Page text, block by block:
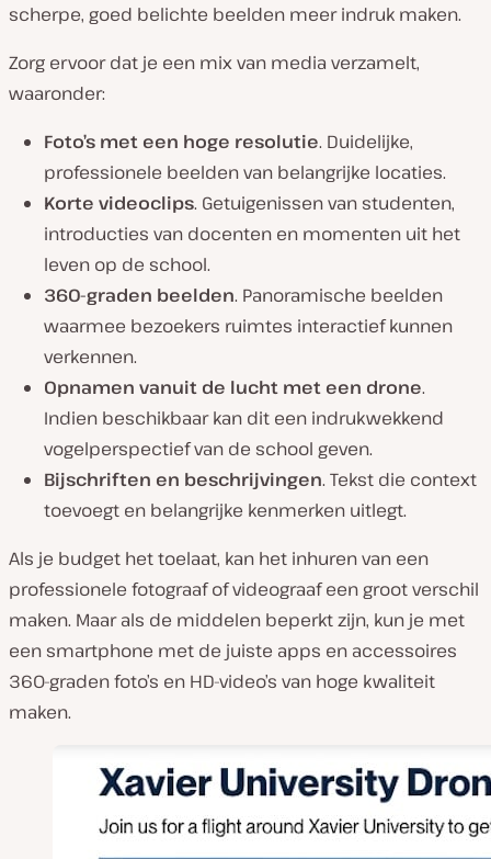
scherpe, goed belichte beelden meer indruk maken.
Zorg ervoor dat je een mix van media verzamelt,
waaronder:
Foto’s met een hoge resolutie. Duidelijke,
professionele beelden van belangrijke locaties.
Korte videoclips. Getuigenissen van studenten,
introducties van docenten en momenten uit het
leven op de school.
360-graden beelden. Panoramische beelden
waarmee bezoekers ruimtes interactief kunnen
verkennen.
Opnamen vanuit de lucht met een drone.
Indien beschikbaar kan dit een indrukwekkend
vogelperspectief van de school geven.
Bijschriften en beschrijvingen. Tekst die context
toevoegt en belangrijke kenmerken uitlegt.
Als je budget het toelaat, kan het inhuren van een
professionele fotograaf of videograaf een groot verschil
maken. Maar als de middelen beperkt zijn, kun je met
een smartphone met de juiste apps en accessoires
360-graden foto’s en HD-video’s van hoge kwaliteit
maken.